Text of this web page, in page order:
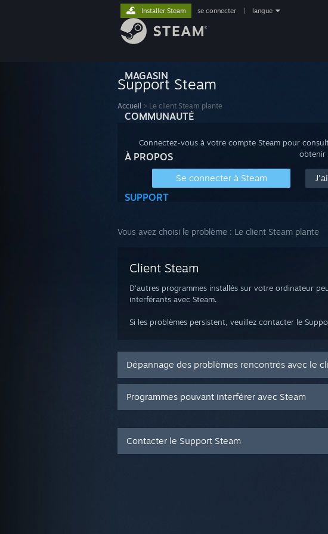
MAGASIN
COMMUNAUTÉ
À PROPOS
SUPPORT
Installer Steam se connecter langue
Support Steam
Accueil > Le client Steam plante
Connectez-vous à votre compte Steam pour
obtenir
Se connecter à Steam
Vous avez choisi le problème : Le client Steam plante
Client Steam
D'autres programmes installés sur votre ordinateur
interférants avec Steam.
Si les problèmes persistent, veuillez contacter le
Dépannage des problèmes rencontrés avec le
Programmes pouvant interférer avec Steam
Contacter le Support Steam